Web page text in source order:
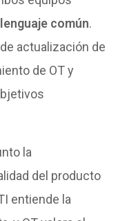
común.
actualización de
de OT y
la
del producto
entiende la